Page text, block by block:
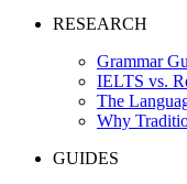
RESEARCH
Grammar
IELTS vs.
The
Why
GUIDES